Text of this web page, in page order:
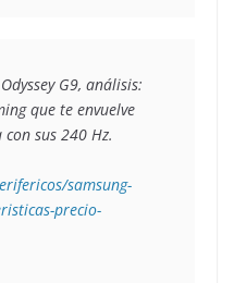
G9, análisis:
que te envuelve
sus 240 Hz.
samsung-
precio-